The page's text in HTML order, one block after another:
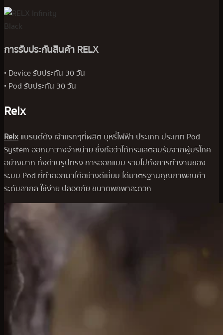
การรับประกันสินค้า RELX
• Device รับประกัน 30 วัน
• Pod รับประกัน 30 วัน
Relx
Relxแบรนด์ดัง เจ้าแรกๆที่ผลิต บุหรี่ไฟฟ้า ประเภท ประเภท Pod
System ออกมาวางจำหน่าย ซึ่งถือว่าได้กระแสตอบรับจากผู้บริโภค
อย่างมาก ทั้งด้านรูปทรง การออกแบบ รวมไปถึงการทำงานของ
ระบบ Pod ที่ทำออกมาได้อย่างดีเยี่ยม ได้มาตรฐานคุณภาพสินค้า
ระดับสากล ใช้ง่าย ปลอดภัย ขนาดพกพาสะดวก